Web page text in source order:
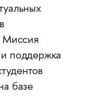
Миссия
поддержка
базе